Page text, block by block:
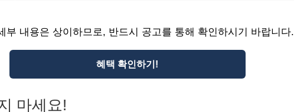
부 내용은 상이하므로, 반드시 공고를 통해 확인하시기 바랍니다.
혜택 확인하기!
마세요!